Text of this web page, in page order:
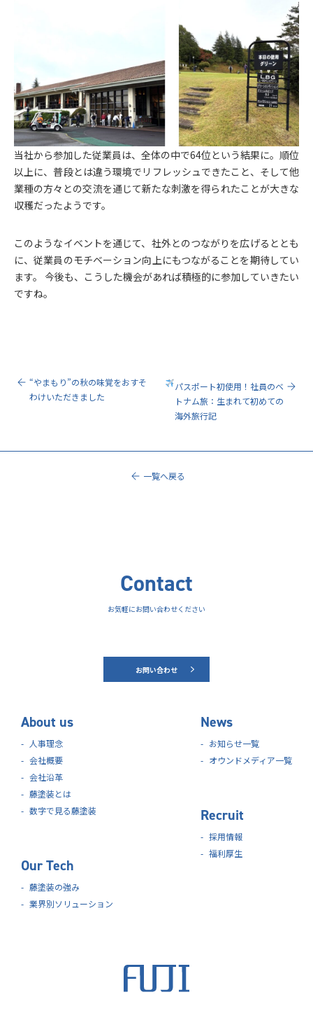
当社から参加した従業員は、全体の中で64位という結果に。順位
以上に、普段とは違う環境でリフレッシュできたこと、そして他
業種の方々との交流を通じて新たな刺激を得られたことが大きな
収穫だったようです。
このようなイベントを通じて、社外とのつながりを広げるととも
に、従業員のモチベーション向上にもつながることを期待してい
ます。 今後も、こうした機会があれば積極的に参加していきたい
ですね。
“やまもり”の秋の味覚をおすそ
わけいただきました
パスポート初使用！社員のベ
トナム旅：生まれて初めての
海外旅行記
一覧へ戻る
Contact
お気軽にお問い合わせください
お問い合わせ
About us
人事理念
会社概要
会社沿革
藤塗装とは
数字で見る藤塗装
Our Tech
藤塗装の強み
業界別ソリューション
News
お知らせ一覧
オウンドメディア一覧
Recruit
採用情報
福利厚生